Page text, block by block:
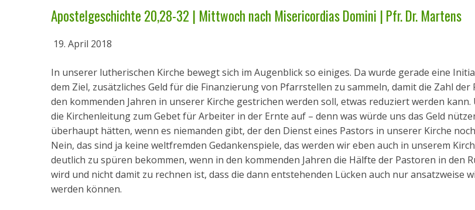
Apostelgeschichte 20,28-32 | Mittwoch nach Misericordias Domini | Pfr. Dr. Martens
19. April 2018
In unserer lutherischen Kirche bewegt sich im Augenblick so einiges. Da wurde gerade eine
dem Ziel, zusätzliches Geld für die Finanzierung von Pfarrstellen zu sammeln, damit die Zahl
den kommenden Jahren in unserer Kirche gestrichen werden soll, etwas reduziert werden
die Kirchenleitung zum Gebet für Arbeiter in der Ernte auf – denn was würde uns das Geld
überhaupt hätten, wenn es niemanden gibt, der den Dienst eines Pastors in unserer Kirche
Nein, das sind ja keine weltfremden Gedankenspiele, das werden wir eben auch in unserem
deutlich zu spüren bekommen, wenn in den kommenden Jahren die Hälfte der Pastoren in den
wird und nicht damit zu rechnen ist, dass die dann entstehenden Lücken auch nur ansatzweise
werden können.